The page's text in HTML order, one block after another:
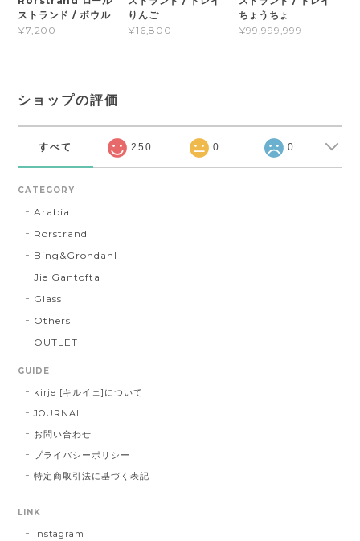
ストランド / ボウル
¥7,200
りんご
¥16,800
ちょうちょ
¥99,999,999
ショップの評価
すべて 250 0 0
CATEGORY
Arabia
Rorstrand
Bing&Grondahl
Jie Gantofta
Glass
Others
OUTLET
GUIDE
kirje [キルイェ]について
JOURNAL
お問い合わせ
プライバシーポリシー
特定商取引法に基づく表記
LINK
Instagram